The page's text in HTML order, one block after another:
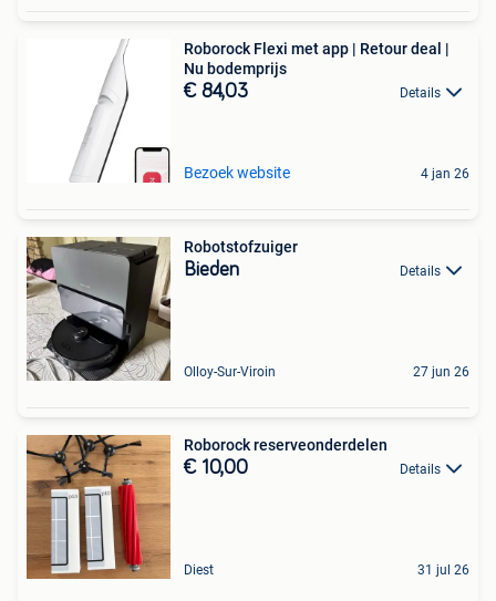
Roborock Flexi met app | Retour deal |
Nu bodemprijs
€ 84,03 Details
Bezoek website 4 jan 26
Robotstofzuiger
Bieden Details
Olloy-Sur-Viroin 27 jun 26
Roborock reserveonderdelen
€ 10,00 Details
Diest 31 jul 26